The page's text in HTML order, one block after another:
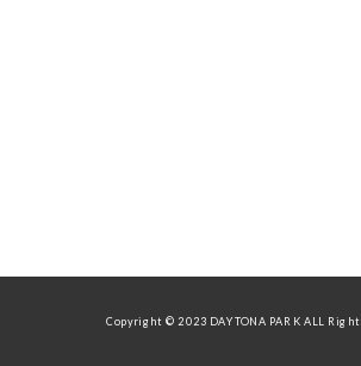
Copyright © 2023 DAYTONA PARK ALL